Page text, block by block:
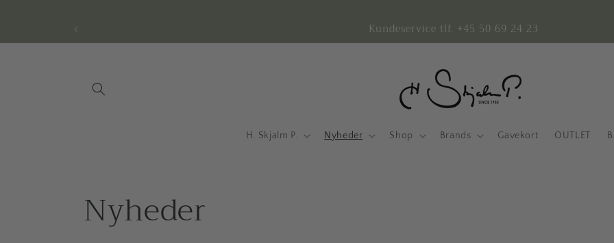
Kundeservice tlf. +45 50 69 24 23
H. Skjalm P. Nyheder Shop Brands Gavekort OUTLET
Nyheder